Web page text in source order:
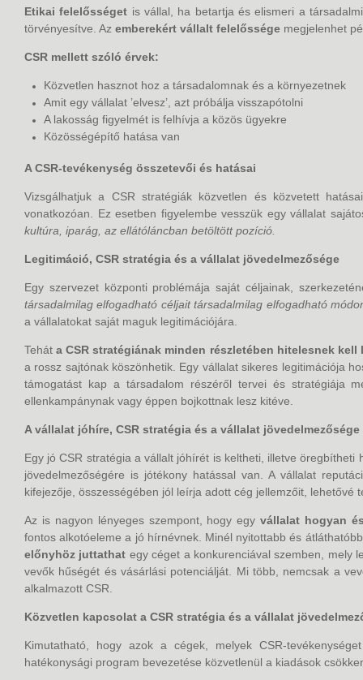
Etikai felelősséget is vállal, ha betartja és elismeri a
törvényesítve. Az emberekért vállalt felelőssége megjelenhet
CSR mellett szóló érvek:
Közvetlen hasznot hoz a társadalomnak és a környezetnek
Amit egy vállalat ’elvesz’, azt próbálja visszapótolni
A lakosság figyelmét is felhívja a közös ügyekre
Közösségépítő hatása van
A CSR-tevékenység összetevői és hatásai
Vizsgálhatjuk a CSR stratégiák közvetlen és közvetett
vonatkozóan. Ez esetben figyelembe vesszük egy vállalat
kultúra, iparág, az ellátóláncban betöltött pozíció.
Legitimáció, CSR stratégia és a vállalat jövedelmezősége
Egy szervezet központi problémája saját céljainak,
társadalmilag elfogadható céljait társadalmilag elfogadható
a vállalatokat saját maguk legitimációjára.
Teháta CSR stratégiának minden részletében hitelesnek
a rossz sajtónak köszönhetik. Egy vállalat sikeres legitimációja
támogatást kap a társadalom részéről tervei és stratégiája
ellenkampánynak vagy éppen bojkottnak lesz kitéve.
A vállalat jóhíre, CSR stratégia és a vállalat jövedelmezősége
Egy jó CSR stratégia a vállalt jóhírét is keltheti, illetve
jövedelmezőségére is jótékony hatással van. A vállalat
kifejezője, összességében jól leírja adott cég jellemzőit, lehetővé
Az is nagyon lényeges szempont, hogy egyvállalat hogyan
fontos alkotóeleme a jó hírnévnek. Minél nyitottabb és
előnyhöz juttathat egy céget a konkurenciával szemben, mely
vevők hűségét és vásárlási potenciálját. Mi több, nemcsak a
alkalmazott CSR.
Közvetlen kapcsolat a CSR stratégia és a vállalat
Kimutatható, hogy azok a cégek, melyek CSR-
hatékonysági program bevezetése közvetlenül a kiadások